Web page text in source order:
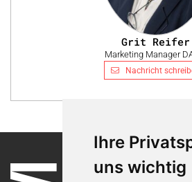
Ihre
uns wichtig
Grit Reifer
Marketing Manager
Nachricht